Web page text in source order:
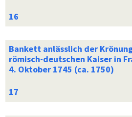
Bankett anlässlich der
römisch-deutschen Kaiser in
4. Oktober 1745 (ca. 1750)